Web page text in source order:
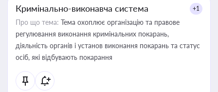
Кримінально-виконавча система +1
Про що тема: Тема охоплює організацію та правове
регулювання виконання кримінальних покарань,
діяльність органів і установ виконання покарань та статус
осіб, які відбувають покарання